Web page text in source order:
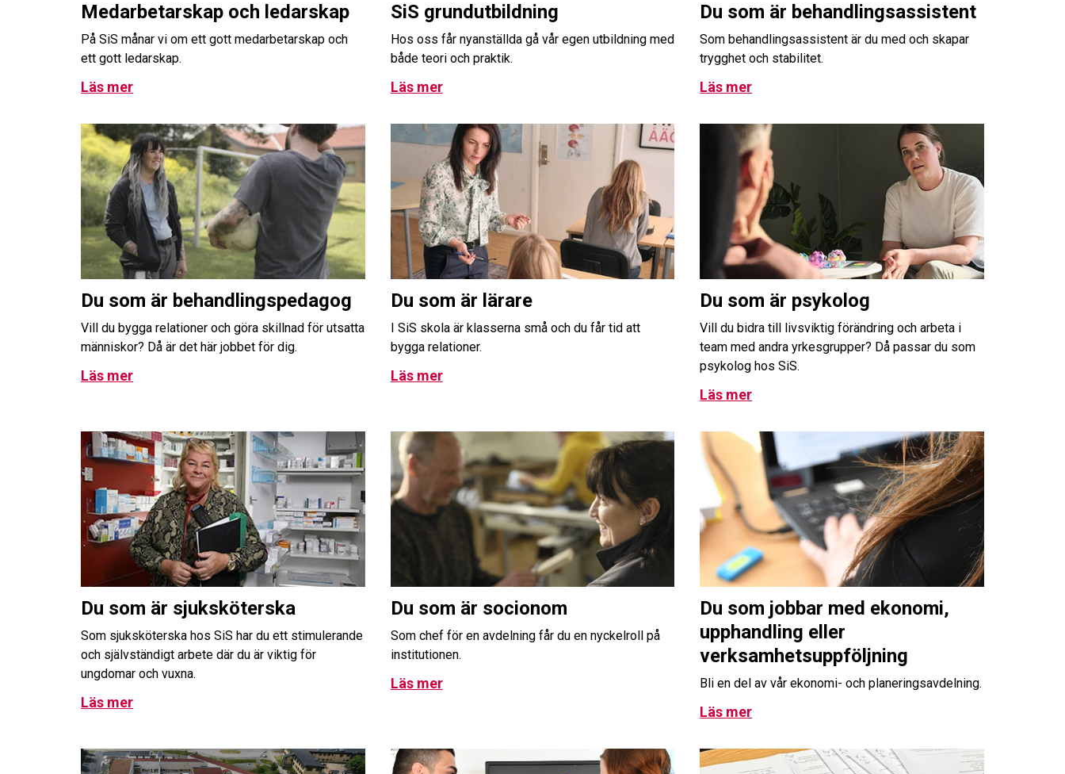
Medarbetarskap och ledarskap
På SiS månar vi om ett gott medarbetarskap och
ett gott ledarskap.
Läs mer
SiS grundutbildning
Hos oss får nyanställda gå vår egen utbildning med
både teori och praktik.
Läs mer
Du som är behandlingsassistent
Som behandlingsassistent är du med och skapar
trygghet och stabilitet.
Läs mer
Du som är behandlingspedagog
Vill du bygga relationer och göra skillnad för utsatta
människor? Då är det här jobbet för dig.
Läs mer
Du som är lärare
I SiS skola är klasserna små och du får tid att
bygga relationer.
Läs mer
Du som är psykolog
Vill du bidra till livsviktig förändring och arbeta i
team med andra yrkesgrupper? Då passar du som
psykolog hos SiS.
Läs mer
Du som är sjuksköterska
Som sjuksköterska hos SiS har du ett stimulerande
och självständigt arbete där du är viktig för
ungdomar och vuxna.
Läs mer
Du som är socionom
Som chef för en avdelning får du en nyckelroll på
institutionen.
Läs mer
Du som jobbar med ekonomi,
upphandling eller
verksamhetsuppföljning
Bli en del av vår ekonomi- och planeringsavdelning.
Läs mer